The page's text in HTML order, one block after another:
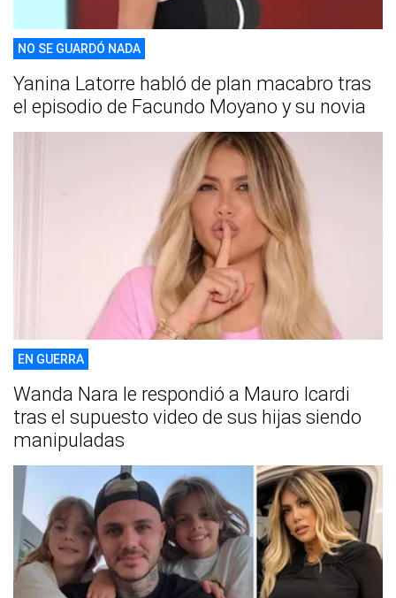
NO SE GUARDÓ NADA
Yanina Latorre habló de plan macabro tras
el episodio de Facundo Moyano y su novia
EN GUERRA
Wanda Nara le respondió a Mauro Icardi
tras el supuesto video de sus hijas siendo
manipuladas